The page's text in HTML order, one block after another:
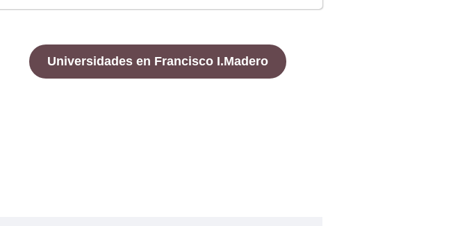
Universidades en Francisco I.Madero